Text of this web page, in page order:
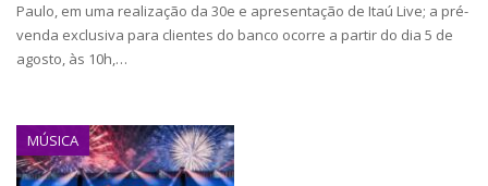
Paulo, em uma realização da 30e e apresentação de Itaú Live; a pré-
venda exclusiva para clientes do banco ocorre a partir do dia 5 de
agosto, às 10h,…
MÚSICA